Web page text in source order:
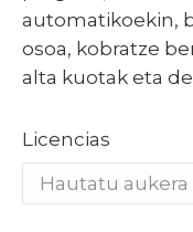
automatikoekin,
osoa, kobratze
alta kuotak eta
Licencias